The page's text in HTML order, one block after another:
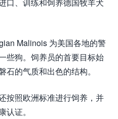
口、训练和饲养德国牧羊犬
Malinois 为美国各地的警
些狗。饲养员的首要目标始
的气质和出色的结构。
按照欧洲标准进行饲养，并
证。